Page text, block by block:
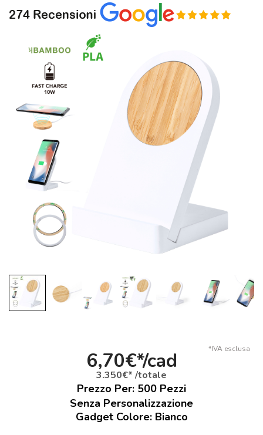
*IVA esclusa
6,70€*/cad
3.350€* /totale
Prezzo Per: 500 Pezzi
Senza Personalizzazione
Gadget Colore: Bianco